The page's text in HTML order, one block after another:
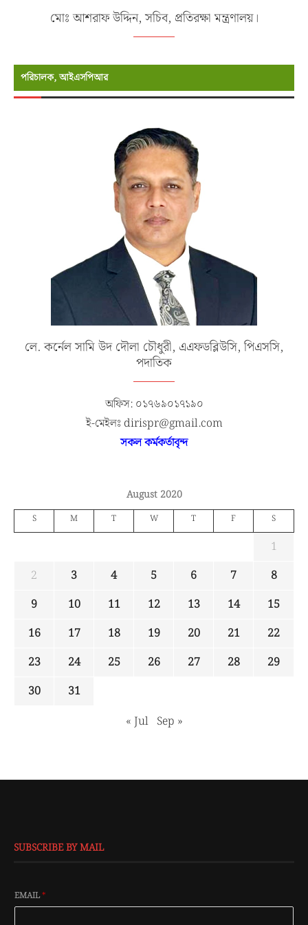
মোঃ আশরাফ উদ্দিন, সচিব, প্রতিরক্ষা মন্ত্রণালয়।
পরিচালক, আইএসপিআর
লে. কর্নেল সামি উদ দৌলা চৌধুরী, এএফডব্লিউসি, পিএসসি,
পদাতিক
অফিস: ০১৭৬৯০১৭১৯০
ই-মেইলঃ dirispr@gmail.com
সকল কর্মকর্তাবৃন্দ
August 2020
S M T W T F S
1
2
3 4 5 6 7
8
9
10 11 12 13 14
15
16
17 18 19 20 21
22
23
24 25 26 27 28
29
30
31
« Jul Sep »
SUBSCRIBE BY MAIL
EMAIL*